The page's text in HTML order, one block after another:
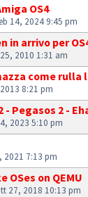
OS4
14, 2024 9:45 pm
in arrivo per
2010 1:31 am
come rulla
8:21 pm
- Pegasos 2 -
2023 5:10 pm
2021 7:13 pm
OSes on QEMU
27, 2018 10:13 pm